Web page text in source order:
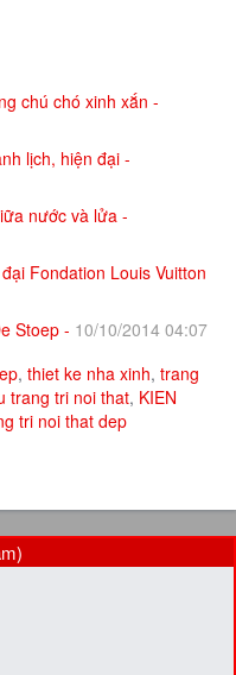
chú chó xinh xắn -
lịch, hiện đại -
nước và lửa -
Fondation Louis Vuitton
Stoep - 10/10/2014 04:07
, thiet ke nha xinh, trang
trang tri noi that, KIEN
tri noi that dep